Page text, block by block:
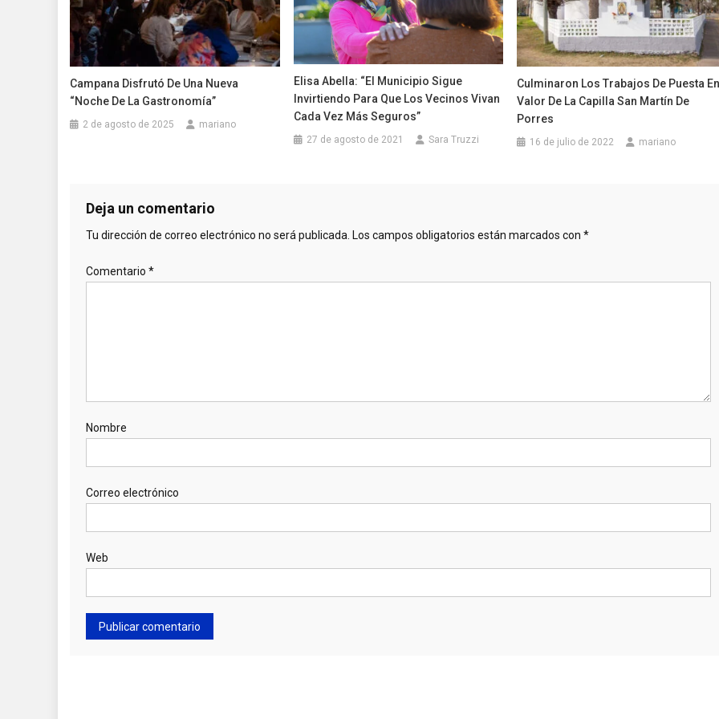
Campana Disfrutó De Una Nueva
“Noche De La Gastronomía”
2 de agosto de 2025 mariano
Elisa Abella: “El Municipio Sigue
Invirtiendo Para Que Los Vecinos Vivan
Cada Vez Más Seguros”
27 de agosto de 2021 Sara Truzzi
Culminaron Los Trabajos De Puesta
Valor De La Capilla San Martín De
Porres
16 de julio de 2022 mariano
Deja un comentario
Tu dirección de correo electrónico no será publicada. Los campos obligatorios están marcados con *
Comentario *
Nombre
Correo electrónico
Web